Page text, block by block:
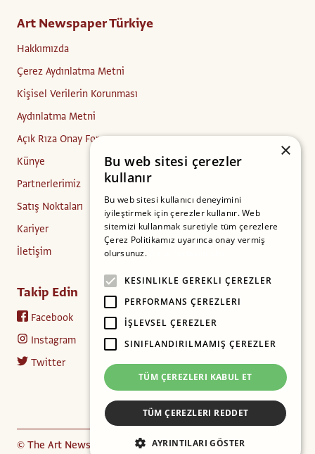
Art Newspaper Türkiye
Hakkımızda
Çerez Aydınlatma Metni
Kişisel Verilerin Korunması
Aydınlatma Metni
Açık Rıza Onay Formu
Künye
Partnerlerimiz
Satış Noktaları
Kariyer
İletişim
Takip Edin
Facebook
Instagram
Twitter
© The Art Newspaper
×
Bu web sitesi çerezler
kullanır
Bu web sitesi kullanıcı deneyimini
iyileştirmek için çerezler kullanır. Web
sitemizi kullanmak suretiyle tüm çerezlere
Çerez Politikamız uyarınca onay vermiş
olursunuz.
KESINLIKLE GEREKLI ÇEREZLER
PERFORMANS ÇEREZLERI
İŞLEVSEL ÇEREZLER
SINIFLANDIRILMAMIŞ ÇEREZLER
TÜM ÇEREZLERI KABUL ET
TÜM ÇEREZLERI REDDET
AYRINTILARI GÖSTER